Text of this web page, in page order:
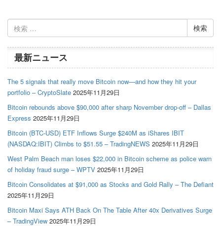
索:
最新ニュース
The 5 signals that really move Bitcoin now—and how they hit your
portfolio – CryptoSlate 2025年11月29日
Bitcoin rebounds above $90,000 after sharp November drop-off – Dallas
Express 2025年11月29日
Bitcoin (BTC-USD) ETF Inflows Surge $240M as iShares IBIT
(NASDAQ:IBIT) Climbs to $51.55 – TradingNEWS 2025年11月29日
West Palm Beach man loses $22,000 in Bitcoin scheme as police warn
of holiday fraud surge – WPTV 2025年11月29日
Bitcoin Consolidates at $91,000 as Stocks and Gold Rally – The Defiant
2025年11月29日
Bitcoin Maxi Says ATH Back On The Table After 40x Derivatives Surge
– TradingView 2025年11月29日